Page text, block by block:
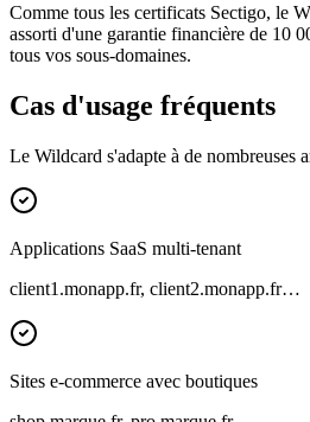
Comme tous les certificats Sectigo, le
assorti d'une garantie financière de 10
tous vos sous-domaines.
Cas d'usage fréquents
Le Wildcard s'adapte à de nombreuses
Applications SaaS multi-tenant
client1.monapp.fr, client2.monapp.fr…
Sites e-commerce avec boutiques